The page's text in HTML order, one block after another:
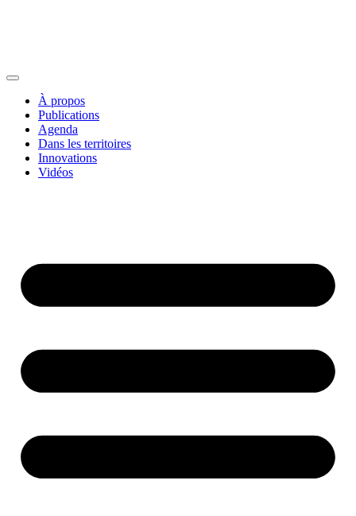
À propos
Publications
Agenda
Dans les territoires
Innovations
Vidéos